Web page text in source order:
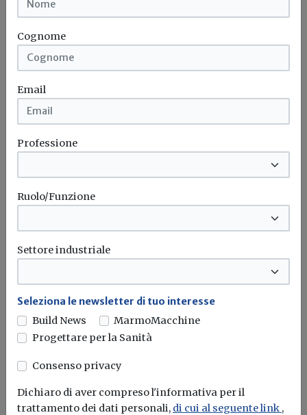
cresce dello 0,7% lo stock...
Catasto Patrimonio immobiliare
Attualità
Start up innovative, detrazione Irpef al
65% già al versamento dei fondi:
l'Agenzia chiarisce il regime dei
La risposta n. 137/2026 conferma che i finanziamenti
tramite Simple Agreement for...
Cognome
Email
Professione
Ruolo/Funzione
Settore industriale
Seleziona le newsletter di tuo interesse
Build News
MarmoMacchine
Progettare per la Sanità
Consenso privacy
Dichiaro di aver compreso l'informativa per il
trattamento dei dati personali, di cui al seguente link ,